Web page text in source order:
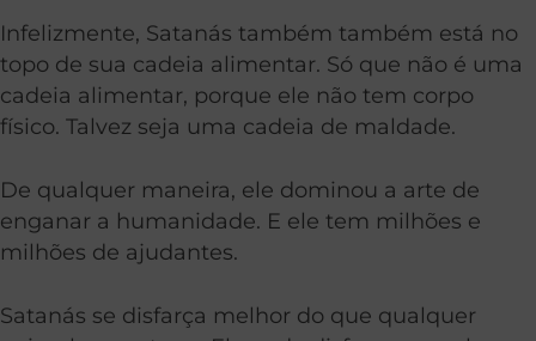
Infelizmente, Satanás também também está no
topo de sua cadeia alimentar. Só que não é uma
cadeia alimentar, porque ele não tem corpo
físico. Talvez seja uma cadeia de maldade.
De qualquer maneira, ele dominou a arte de
enganar a humanidade. E ele tem milhões e
milhões de ajudantes.
Satanás se disfarça melhor do que qualquer